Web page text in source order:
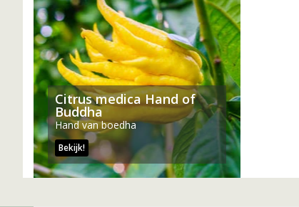
Citrus medica Hand of
Buddha
Hand van boedha
Bekijk!